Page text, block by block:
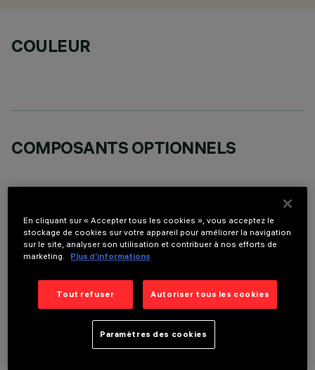
COULEUR
COMPOSANTS OPTIONNELS
DONNÉES TECHNIQUES
DESCRIPTION
appareil miniaturisé à encastrer rectangulaire à 2 éléments
optiques avec sources LED - optiques fixes - ouverture
En cliquant sur « Accepter tous les cookies », vous acceptez le
stockage de cookies sur votre appareil pour améliorer la navigation
sur le site, analyser son utilisation et contribuer à nos efforts de
marketing.
Plus d’informations
Tout refuser Autoriser tous les cookies
Paramètres des cookies